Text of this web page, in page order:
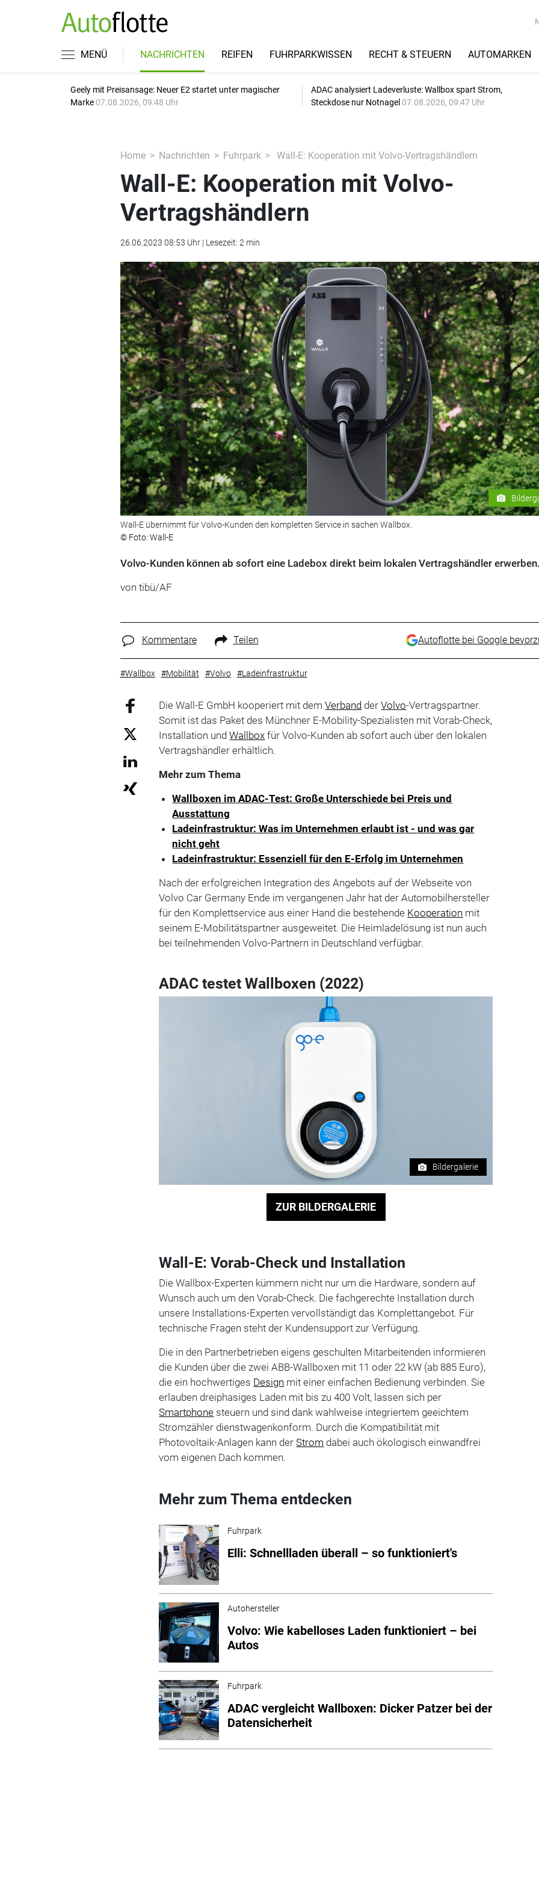
MENÜ NACHRICHTEN REIFEN FUHRPARKWISSEN RECHT & STEUERN AUTOMARKEN
Geely mit Preisansage: Neuer E2 startet unter magischer
Marke 07.08.2026, 09:48 Uhr
ADAC analysiert Ladeverluste: Wallbox spart Strom,
Steckdose nur Notnagel 07.08.2026, 09:47 Uhr
Home Nachrichten Fuhrpark Wall-E: Kooperation mit Volvo-Vertragshändlern
Wall-E: Kooperation mit Volvo-
Vertragshändlern
26.06.2023 08:53 Uhr | Lesezeit: 2 min
Wall-E übernimmt für Volvo-Kunden den kompletten Service in sachen Wallbox.
© Foto: Wall-E
Volvo-Kunden können ab sofort eine Ladebox direkt beim lokalen Vertragshändler erwerben.
von tibü/AF
Kommentare Teilen Autoflotte bei Google
#Wallbox #Mobilität #Volvo #Ladeinfrastruktur
Die Wall-E GmbH kooperiert mit demVerband derVolvo-Vertragspartner.
Somit ist das Paket des Münchner E-Mobility-Spezialisten mit Vorab-Check,
Installation undWallbox für Volvo-Kunden ab sofort auch über den lokalen
Vertragshändler erhältlich.
Mehr zum Thema
Wallboxen im ADAC-Test: Große Unterschiede bei Preis und
Ausstattung
Ladeinfrastruktur: Was im Unternehmen erlaubt ist - und was gar
nicht geht
Ladeinfrastruktur: Essenziell für den E-Erfolg im Unternehmen
Nach der erfolgreichen Integration des Angebots auf der Webseite von
Volvo Car Germany Ende im vergangenen Jahr hat der Automobilhersteller
für den Komplettservice aus einer Hand die bestehende Kooperation mit
seinem E-Mobilitätspartner ausgeweitet. Die Heimladelösung ist nun auch
bei teilnehmenden Volvo-Partnern in Deutschland verfügbar.
ADAC testet Wallboxen (2022)
Bildergalerie
ZUR BILDERGALERIE
Wall-E: Vorab-Check und Installation
Die Wallbox-Experten kümmern nicht nur um die Hardware, sondern auf
Wunsch auch um den Vorab-Check. Die fachgerechte Installation durch
unsere Installations-Experten vervollständigt das Komplettangebot. Für
technische Fragen steht der Kundensupport zur Verfügung.
Die in den Partnerbetrieben eigens geschulten Mitarbeitenden informieren
die Kunden über die zwei ABB-Wallboxen mit 11 oder 22 kW (ab 885 Euro),
die ein hochwertiges Design mit einer einfachen Bedienung verbinden. Sie
erlauben dreiphasiges Laden mit bis zu 400 Volt, lassen sich per
Smartphone steuern und sind dank wahlweise integriertem geeichtem
Stromzähler dienstwagenkonform. Durch die Kompatibilität mit
Photovoltaik-Anlagen kann derStrom dabei auch ökologisch einwandfrei
vom eigenen Dach kommen.
Mehr zum Thema entdecken
Fuhrpark
Elli: Schnellladen überall – so funktioniert's
Autohersteller
Volvo: Wie kabelloses Laden funktioniert – bei
Autos
Fuhrpark
ADAC vergleicht Wallboxen: Dicker Patzer bei der
Datensicherheit